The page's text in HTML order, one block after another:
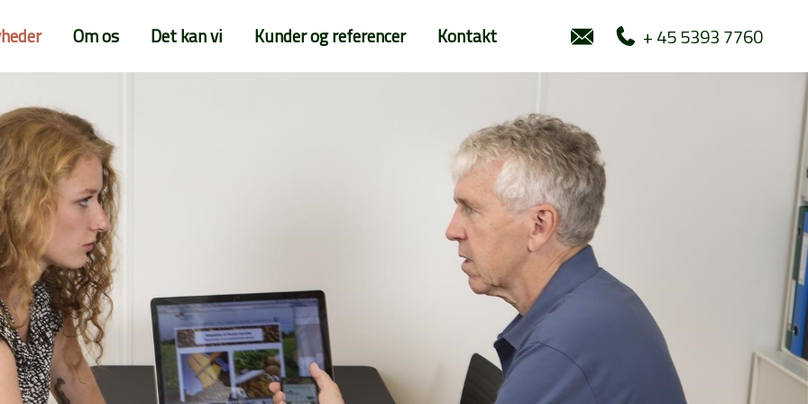
Om os Det kan vi Kunder og referencer Kontakt + 45 5393 7760